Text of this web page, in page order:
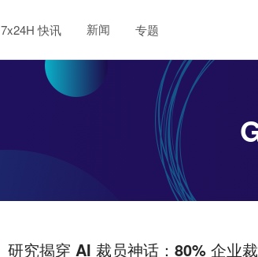
7x24H 快讯 新闻 专题
研究揭穿 AI 裁员神话：80% 企业